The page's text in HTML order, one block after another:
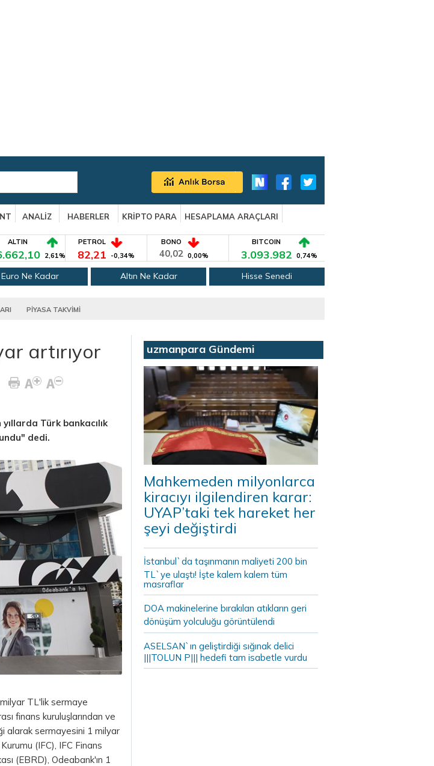
ANALİZ HABERLER KRİPTO PARA
HESAPLAMA ARAÇLARI
ALTIN
2,61%
PETROL
82,21 -0,34%
BONO
40,02 0,00%
BITCOIN
3.093.982 0,74%
Euro Ne Kadar Altın Ne Kadar Hisse Senedi
PİYASA TAKVİMİ
artırıyor
Türk bankacılık
dedi.
TL'lik sermaye
finans kuruluşlarından ve
alarak sermayesini 1 milyar
(IFC), IFC Finans
(EBRD), Odeabank'ın 1
uzmanpara Gündemi
Mahkemeden milyonlarca
kiracıyı ilgilendiren karar:
UYAP’taki tek hareket her
şeyi değiştirdi
İstanbul`da taşınmanın maliyeti 200 bin
TL`ye ulaştı! İşte kalem kalem tüm
masraflar
DOA makinelerine bırakılan atıkların geri
dönüşüm yolculuğu görüntülendi
ASELSAN`ın geliştirdiği sığınak delici
|||TOLUN P||| hedefi tam isabetle vurdu